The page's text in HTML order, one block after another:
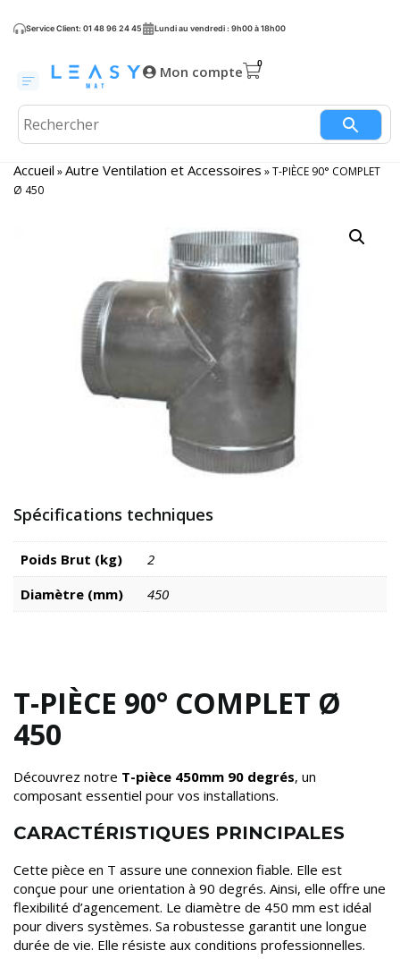
Service Client: 01 48 96 24 45 Lundi au vendredi : 9h00 à 18h00
Mon compte
Accueil »Autre Ventilation et Accessoires »T-PIÈCE 90° COMPLET
Ø 450
Spécifications techniques
Poids Brut (kg)
2
Diamètre (mm)
450
T-PIÈCE 90° COMPLET Ø
450
Découvrez notre T-pièce 450mm 90 degrés, un
composant essentiel pour vos installations.
CARACTÉRISTIQUES PRINCIPALES
Cette pièce en T assure une connexion fiable. Elle est
conçue pour une orientation à 90 degrés. Ainsi, elle offre une
flexibilité d’agencement. Le diamètre de 450 mm est idéal
pour divers systèmes. Sa robustesse garantit une longue
durée de vie. Elle résiste aux conditions professionnelles.